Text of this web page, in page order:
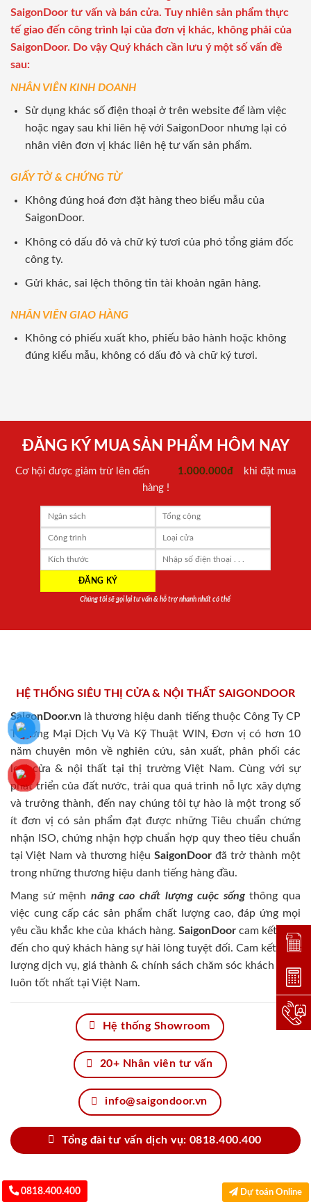
SaigonDoor tư vấn và bán cửa. Tuy nhiên sản phẩm thực
tế giao đến công trình lại của đơn vị khác, không phải của
SaigonDoor. Do vậy Quý khách cần lưu ý một số vấn đề
sau:
NHÂN VIÊN KINH DOANH
Sử dụng khác số điện thoại ở trên website để làm việc
hoặc ngay sau khi liên hệ với SaigonDoor nhưng lại có
nhân viên đơn vị khác liên hệ tư vấn sản phẩm.
GIẤY TỜ & CHỨNG TỪ
Không đúng hoá đơn đặt hàng theo biểu mẫu của
SaigonDoor.
Không có dấu đỏ và chữ ký tươi của phó tổng giám đốc
công ty.
Gửi khác, sai lệch thông tin tài khoản ngân hàng.
NHÂN VIÊN GIAO HÀNG
Không có phiếu xuất kho, phiếu bảo hành hoặc không
đúng kiểu mẫu, không có dấu đỏ và chữ ký tươi.
ĐĂNG KÝ MUA SẢN PHẨM HÔM NAY
Cơ hội được giảm trừ lên đến 1.000.000đ
khi đặt mua
hàng !
Chúng tôi sẽ gọi lại tư vấn & hỗ trợ nhanh nhất có thể
HỆ THỐNG SIÊU THỊ CỬA & NỘI THẤT SAIGONDOOR
SaigonDoor.vn là thương hiệu danh tiếng thuộc Công Ty CP
Thương Mại Dịch Vụ Và Kỹ Thuật WIN, Đơn vị có hơn 10
năm chuyên môn về nghiên cứu, sản xuất, phân phối các
loại cửa & nội thất tại thị trường Việt Nam. Cùng với sự
phát triển của đất nước, trải qua quá trình nỗ lực xây dựng
và trưởng thành, đến nay chúng tôi tự hào là một trong số
ít đơn vị có sản phẩm đạt được những Tiêu chuẩn chứng
nhận ISO, chứng nhận hợp chuẩn hợp quy theo tiêu chuẩn
tại Việt Nam và thương hiệu SaigonDoor đã trở thành một
trong những thương hiệu danh tiếng hàng đầu.
Mang sứ mệnh nâng cao chất lượng cuộc sốngthông qua
việc cung cấp các sản phẩm chất lượng cao, đáp ứng mọi
yêu cầu khắc khe của khách hàng. SaigonDoorcam kết đem
đến cho quý khách hàng sự hài lòng tuyệt đối. Cam kết chất
lượng dịch vụ, giá thành & chính sách chăm sóc khách hàng
luôn tốt nhất tại Việt Nam.
Hệ thống Showroom
20+ Nhân viên tư vấn
info@saigondoor.vn
Tổng đài tư vấn dịch vụ: 0818.400.400
0818.400.400 Dự toán Online
Đặt
Dự